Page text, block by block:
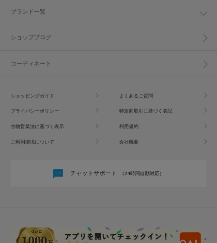
ブランド一覧
ショップブログ
コーディネート
ショッピングガイド よくあるご質問
プライバシーポリシー 特定商取引に基づく表記
古物営業法に基づく表示 利用規約
ご利用環境について 会社概要
チャットサポート （24時間自動対応）